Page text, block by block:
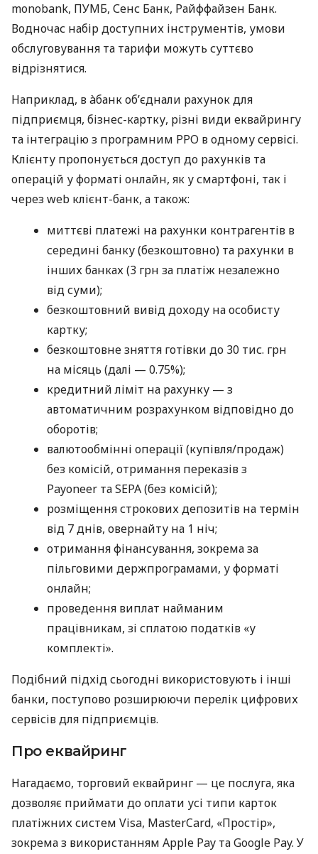
monobank, ПУМБ, Сенс Банк, Райффайзен Банк.
Водночас набір доступних інструментів, умови
обслуговування та тарифи можуть суттєво
відрізнятися.
Наприклад, в àбанк об’єднали рахунок для
підприємця, бізнес-картку, різні види еквайрингу
та інтеграцію з програмним РРО в одному сервісі.
Клієнту пропонується доступ до рахунків та
операцій у форматі онлайн, як у смартфоні, так і
через web клієнт-банк, а також:
миттєві платежі на рахунки контрагентів в
середині банку (безкоштовно) та рахунки в
інших банках (3 грн за платіж незалежно
від суми);
безкоштовний вивід доходу на особисту
картку;
безкоштовне зняття готівки до 30 тис. грн
на місяць (далі — 0.75%);
кредитний ліміт на рахунку — з
автоматичним розрахунком відповідно до
оборотів;
валютообмінні операції (купівля/продаж)
без комісій, отримання переказів з
Payoneer та SEPA (без комісій);
розміщення строкових депозитів на термін
від 7 днів, овернайту на 1 ніч;
отримання фінансування, зокрема за
пільговими держпрограмами, у форматі
онлайн;
проведення виплат найманим
працівникам, зі сплатою податків «у
комплекті».
Подібний підхід сьогодні використовують і інші
банки, поступово розширюючи перелік цифрових
сервісів для підприємців.
Про еквайринг
Нагадаємо, торговий еквайринг — це послуга, яка
дозволяє приймати до оплати усі типи карток
платіжних систем Visa, MasterCard, «Простір»,
зокрема з використанням Apple Pay та Google Pay. У